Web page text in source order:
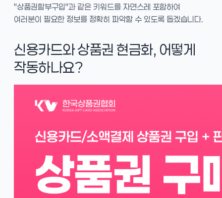
"상품권할부구입"과 같은 키워드를 자연스레 포함하여
여러분이 필요한 정보를 정확히 파악할 수 있도록 돕겠습니다.
신용카드와 상품권 현금화, 어떻게
작동하나요?